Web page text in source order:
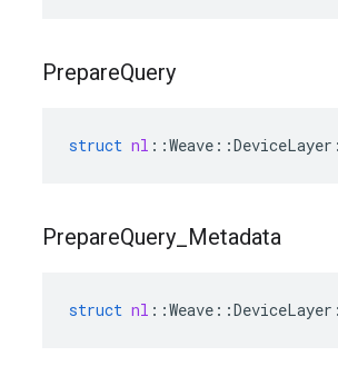
PrepareQuery
struct nl ::Weave ::DeviceLayer
PrepareQuery Metadata
struct nl ::Weave ::DeviceLayer